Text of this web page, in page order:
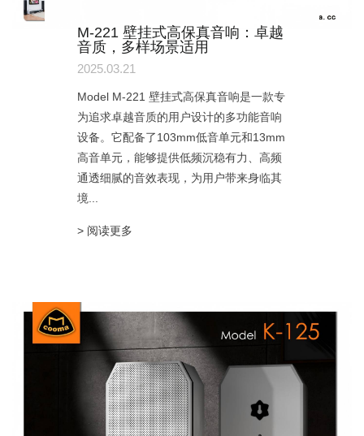
M-221 壁挂式高保真音响：卓越
音质，多样场景适用
2025.03.21
Model M-221 壁挂式高保真音响是一款专
为追求卓越音质的用户设计的多功能音响
设备。它配备了103mm低音单元和13mm
高音单元，能够提供低频沉稳有力、高频
通透细腻的音效表现，为用户带来身临其
境...
> 阅读更多